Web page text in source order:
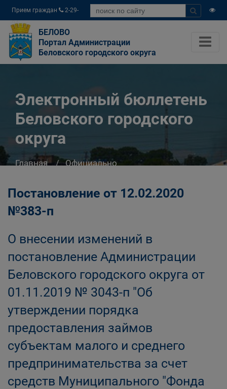
Прием граждан
2-29-
04
БЕЛОВО
Портал Администрации
Беловского городского округа
Электронный бюллетень
Беловского городского
округа
Главная
Официально
Постановление от 12.02.2020
№383-п
О внесении изменений в
постановление Администрации
Беловского городского округа от
01.11.2019 № 3043-п "Об
утверждении порядка
предоставления займов
субъектам малого и среднего
предпринимательства за счет
средств Муниципального "Фонда